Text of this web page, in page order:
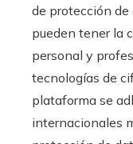
de protección de
pueden tener la
personal y
tecnologías de
plataforma se
internacionales